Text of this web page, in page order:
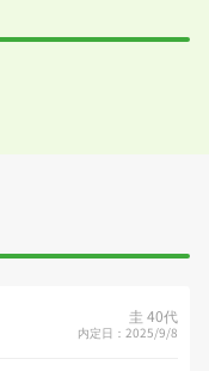
圭 40代
内定日：2025/9/8